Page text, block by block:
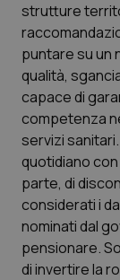
Abruzzo
Calabria
Emilia-
QS Pro
Artrite &
Asma &
Car-T
QS Club
strutture
puntare su un
qualità,
capace di
competenza
servizi
quotidiano con
parte, di
considerati i
nominati dal
pensionare.
di invertire la